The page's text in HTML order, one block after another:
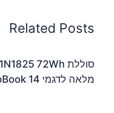
Related Posts
מלאה לדגמי VivoBook 14 ו-ADOL13